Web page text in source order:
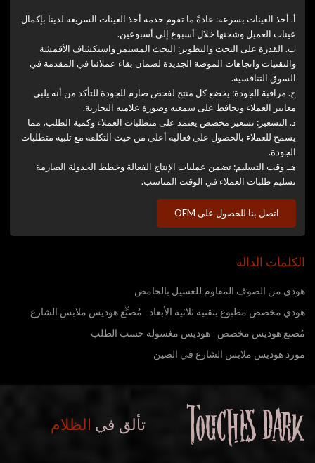
أ. أخذ العينات بسرعة: عادةً ما تقوم خدمة أخذ العينات السريعة لدينا بإكمال
عينات العميل وشحنها خلال أسبوع إلى أسبوعين.
ب. القدرة على البحث والتطوير: البحث المستمر واستكشاف الأقمشة
والتقنيات واتجاهات الموضة الجديدة لضمان بقاء عملائنا في المقدمة في
السوق التنافسية.
ج. مراقبة الجودة: يخضع كل منتج لفحص صارم للجودة للتأكد من أنه يلبي
معايير العملاء ويحافظ على سمعته وصورة علامته التجارية.
د. التسعير: تسعير مخصص يعتمد على متطلبات العملاء وكمية الطلب، مما
يسمح للعملاء بالحصول على فعالية أعلى من حيث التكلفة مع تلبية متطلبات
الجودة.
هـ. وقت التسليم: تضمن عمليات الإنتاج الفعالة وخطط الجدولة الصارمة
تسليم طلبات العملاء في الوقت المناسب.
اتصل بنا للحصول على OEM
الكلمات الدالة
هودي من الصوف المقاوم للغسيل بالحامض
هودي مخصص مطبوع بتقنية ثلاثية الأبعاد
مُصنِّع هوديس ملابس الشارع
مُصنع هوديس مخصص
هوديس مغسولة حسب الطلب
مورد هوديس ملابس الشارع في الصين
تألق في الظلام